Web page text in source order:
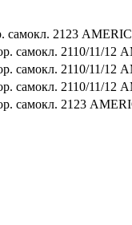
самокл. 2123
самокл. 2110/11/12
самокл. 2110/11/
самокл. 2110/11/12
самокл. 2123